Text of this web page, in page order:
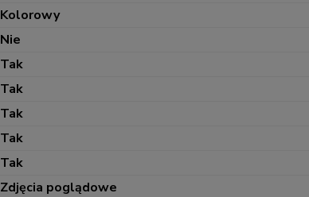
Kolorowy
Nie
Tak
Tak
Tak
Tak
Tak
Zdjęcia poglądowe